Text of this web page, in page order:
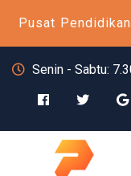
Pusat
Senin - Sabtu: